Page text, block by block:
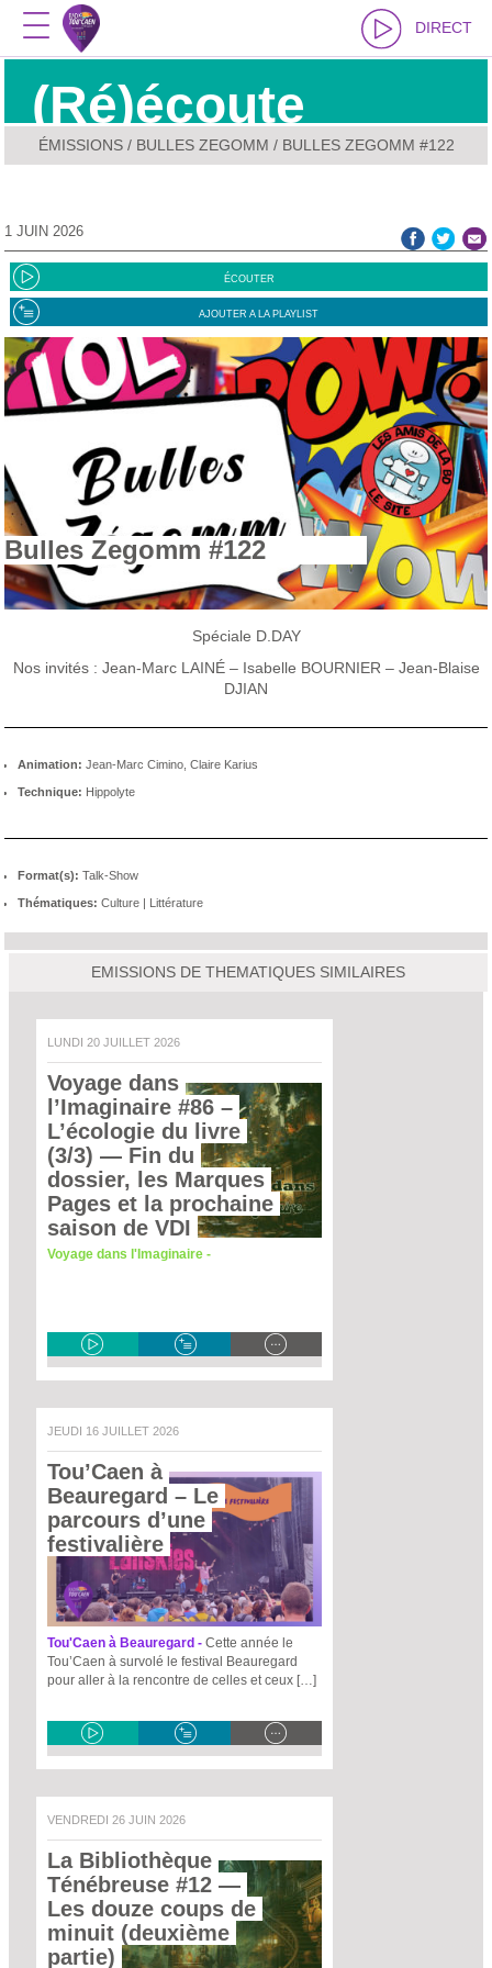
DIRECT
(Ré)écoute
ÉMISSIONS/ BULLES ZEGOMM / BULLES ZEGOMM #122
1 JUIN 2026
ÉCOUTER
AJOUTER A LA PLAYLIST
Bulles Zegomm #122
Spéciale D.DAY
Nos invités : Jean-Marc LAINÉ – Isabelle BOURNIER – Jean-Blaise
DJIAN
Animation: Jean-Marc Cimino, Claire Karius
Technique: Hippolyte
Format(s): Talk-Show
Thématiques: Culture | Littérature
EMISSIONS DE THEMATIQUES SIMILAIRES
LUNDI 20 JUILLET 2026
Voyage dans
l’Imaginaire #86 –
L’écologie du livre
(3/3) — Fin du
dossier, les Marques
Pages et la prochaine
saison de VDI
Voyage dans l'Imaginaire -
JEUDI 16 JUILLET 2026
Tou’Caen à
Beauregard – Le
parcours d’une
festivalière
Tou'Caen à Beauregard - Cette année le
Tou’Caen à survolé le festival Beauregard
pour aller à la rencontre de celles et ceux […]
VENDREDI 26 JUIN 2026
La Bibliothèque
Ténébreuse #12 —
Les douze coups de
minuit (deuxième
partie)